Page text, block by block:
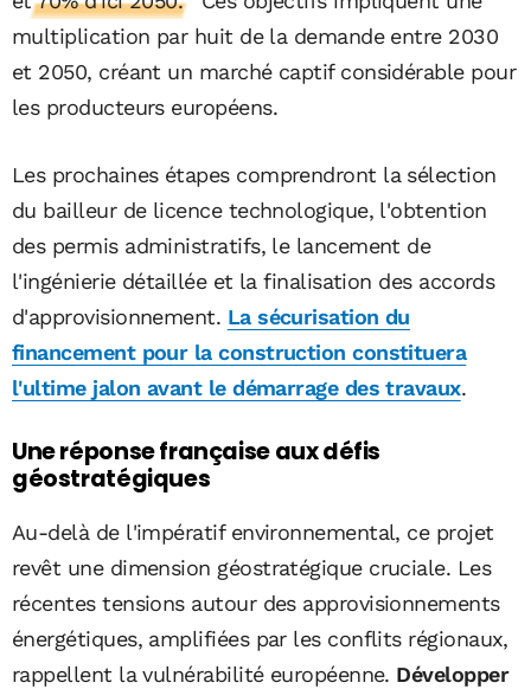
multiplication par huit de la demande entre 2030
et 2050, créant un marché captif considérable pour
les producteurs européens.
Les prochaines étapes comprendront la sélection
du bailleur de licence technologique, l'obtention
des permis administratifs, le lancement de
l'ingénierie détaillée et la finalisation des accords
d'approvisionnement. La sécurisation du
financement pour la construction constituera
l'ultime jalon avant le démarrage des travaux.
Une réponse française aux défis
géostratégiques
Au-delà de l'impératif environnemental, ce projet
revêt une dimension géostratégique cruciale. Les
récentes tensions autour des approvisionnements
énergétiques, amplifiées par les conflits régionaux,
rappellent la vulnérabilité européenne. Développer